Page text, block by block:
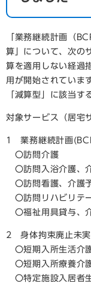
「業務継続計画（
算」について、次の
算を適用しない経過
用が開始されていま
「減算型」に該当す
対象サービス（居宅
1 業務継続計画
〇訪問介護
〇訪問入浴介護、
〇訪問看護、介護
〇訪問リハビリテ
〇福祉用具貸与、
2 身体拘束廃止未実
〇短期入所生活介
〇短期入所療養介
〇特定施設入居者